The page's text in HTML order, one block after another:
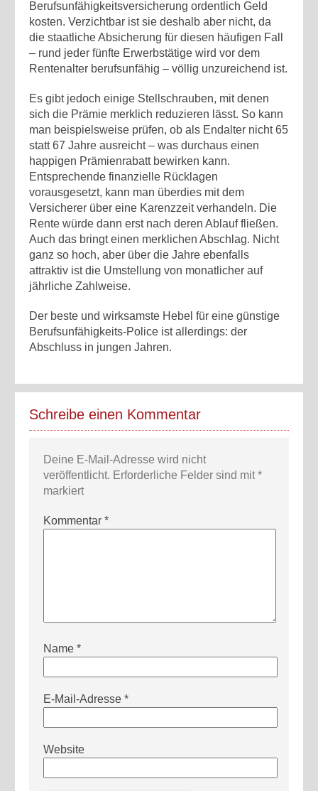
Berufsunfähigkeitsversicherung ordentlich Geld
kosten. Verzichtbar ist sie deshalb aber nicht, da
die staatliche Absicherung für diesen häufigen Fall
– rund jeder fünfte Erwerbstätige wird vor dem
Rentenalter berufsunfähig – völlig unzureichend ist.
Es gibt jedoch einige Stellschrauben, mit denen
sich die Prämie merklich reduzieren lässt. So kann
man beispielsweise prüfen, ob als Endalter nicht 65
statt 67 Jahre ausreicht – was durchaus einen
happigen Prämienrabatt bewirken kann.
Entsprechende finanzielle Rücklagen
vorausgesetzt, kann man überdies mit dem
Versicherer über eine Karenzzeit verhandeln. Die
Rente würde dann erst nach deren Ablauf fließen.
Auch das bringt einen merklichen Abschlag. Nicht
ganz so hoch, aber über die Jahre ebenfalls
attraktiv ist die Umstellung von monatlicher auf
jährliche Zahlweise.
Der beste und wirksamste Hebel für eine günstige
Berufsunfähigkeits-Police ist allerdings: der
Abschluss in jungen Jahren.
Schreibe einen Kommentar
Deine E-Mail-Adresse wird nicht
veröffentlicht. Erforderliche Felder sind mit*
markiert
Kommentar *
Name *
E-Mail-Adresse *
Website